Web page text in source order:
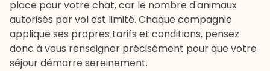
place pour votre chat, car le nombre d'animaux
autorisés par vol est limité. Chaque compagnie
applique ses propres tarifs et conditions, pensez
donc à vous renseigner précisément pour que votre
séjour démarre sereinement.